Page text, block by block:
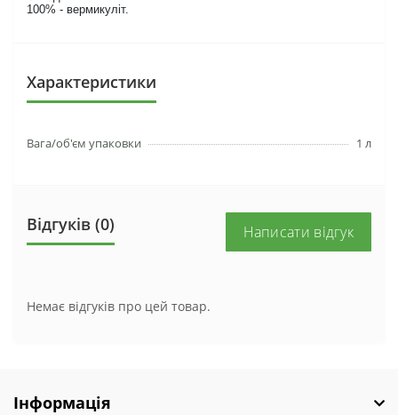
100% - вермикуліт.
Характеристики
Вага/об'єм упаковки 1 л
Відгуків (0) Написати відгук
Немає відгуків про цей товар.
Інформація